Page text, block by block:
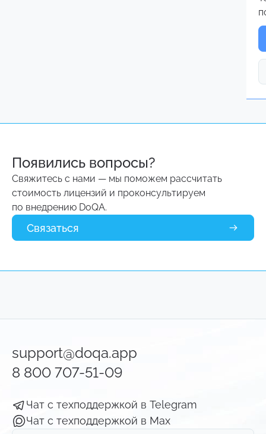
Появились вопросы?
Свяжитесь с нами — мы поможем рассчитать
стоимость лицензий и проконсультируем
по внедрению DoQA.
Связаться
support@doqa.app
8 800 707-51-09
Чат с техподдержкой в Telegram
Чат с техподдержкой в Мах